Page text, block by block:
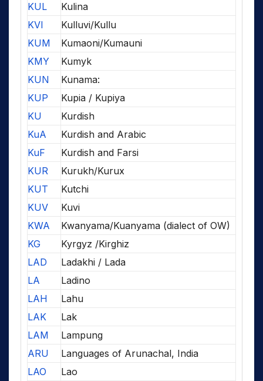
KUL
Kulina
KVI
Kulluvi/Kullu
KUM
Kumaoni/Kumauni
KMY
Kumyk
KUN
Kunama:
KUP
Kupia / Kupiya
KU
Kurdish
KuA
Kurdish and Arabic
KuF
Kurdish and Farsi
KUR
Kurukh/Kurux
KUT
Kutchi
KUV
Kuvi
KWA
Kwanyama/Kuanyama (dialect of OW)
KG
Kyrgyz /Kirghiz
LAD
Ladakhi / Lada
LA
Ladino
LAH
Lahu
LAK
Lak
LAM
Lampung
ARU
Languages of Arunachal, India
LAO
Lao